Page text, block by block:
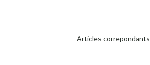
Articles correpondants